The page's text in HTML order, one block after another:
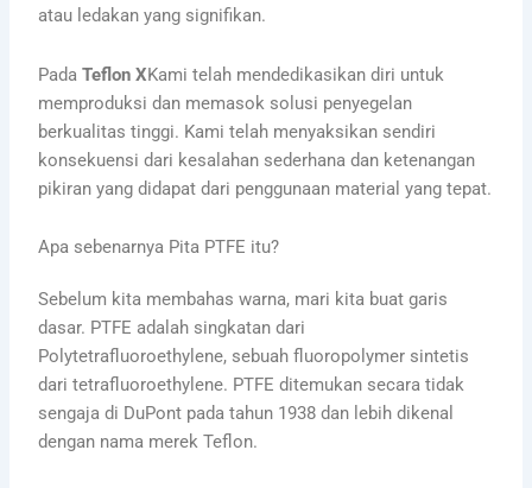
atau ledakan yang signifikan.
PadaTeflon XKami telah mendedikasikan diri untuk
memproduksi dan memasok solusi penyegelan
berkualitas tinggi. Kami telah menyaksikan sendiri
konsekuensi dari kesalahan sederhana dan ketenangan
pikiran yang didapat dari penggunaan material yang tepat.
Apa sebenarnya Pita PTFE itu?
Sebelum kita membahas warna, mari kita buat garis
dasar. PTFE adalah singkatan dari
Polytetrafluoroethylene, sebuah fluoropolymer sintetis
dari tetrafluoroethylene. PTFE ditemukan secara tidak
sengaja di DuPont pada tahun 1938 dan lebih dikenal
dengan nama merek Teflon.